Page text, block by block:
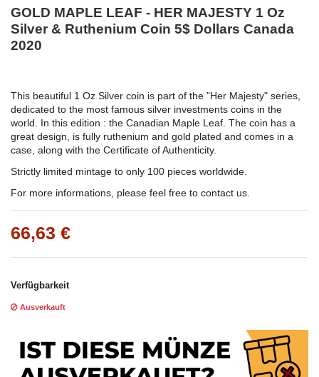
GOLD MAPLE LEAF - HER MAJESTY 1 Oz
Silver & Ruthenium Coin 5$ Dollars Canada
2020
This beautiful 1 Oz Silver coin is part of the "Her Majesty" series,
dedicated to the most famous silver investments coins in the
world. In this edition : the Canadian Maple Leaf. The coin has a
great design, is fully ruthenium and gold plated and comes in a
case, along with the Certificate of Authenticity.
Strictly limited mintage to only 100 pieces worldwide.
For more informations, please feel free to contact us.
66,63 €
Verfügbarkeit
Ausverkauft